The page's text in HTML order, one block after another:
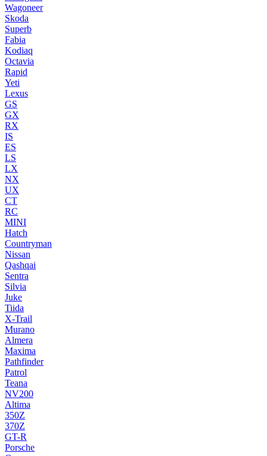
Wagoneer
Skoda
Superb
Fabia
Kodiaq
Octavia
Rapid
Yeti
Lexus
GS
GX
RX
IS
ES
LS
LX
NX
UX
CT
RC
MINI
Hatch
Countryman
Nissan
Qashqai
Sentra
Silvia
Juke
Tiida
X-Trail
Murano
Almera
Maxima
Pathfinder
Patrol
Teana
NV200
Altima
350Z
370Z
GT-R
Porsche